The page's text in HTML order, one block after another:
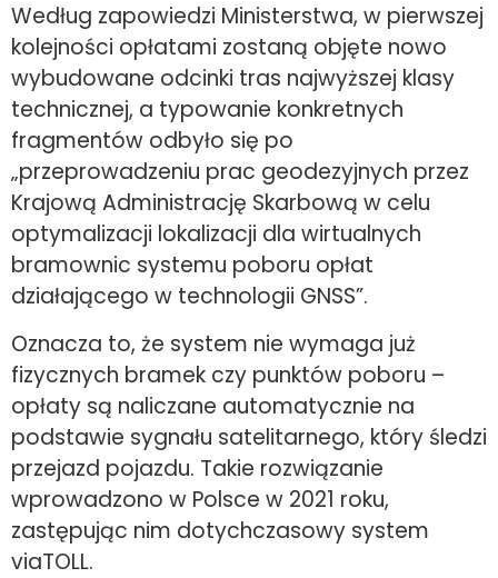
Według zapowiedzi Ministerstwa, w pierwszej
kolejności opłatami zostaną objęte nowo
wybudowane odcinki tras najwyższej klasy
technicznej, a typowanie konkretnych
fragmentów odbyło się po
„przeprowadzeniu prac geodezyjnych przez
Krajową Administrację Skarbową w celu
optymalizacji lokalizacji dla wirtualnych
bramownic systemu poboru opłat
działającego w technologii GNSS”.
Oznacza to, że system nie wymaga już
fizycznych bramek czy punktów poboru –
opłaty są naliczane automatycznie na
podstawie sygnału satelitarnego, który śledzi
przejazd pojazdu. Takie rozwiązanie
wprowadzono w Polsce w 2021 roku,
zastępując nim dotychczasowy system
viaTOLL.